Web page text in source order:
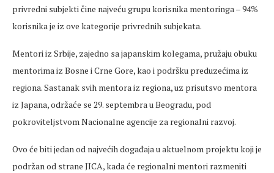
privredni subjekti čine najveću grupu korisnika mentoringa – 94%
korisnika je iz ove kategorije privrednih subjekata.
Mentori iz Srbije, zajedno sa japanskim kolegama, pružaju obuku
mentorima iz Bosne i Crne Gore, kao i podršku preduzećima iz
regiona. Sastanak svih mentora iz regiona, uz prisutsvo mentora
iz Japana, održaće se 29. septembra u Beogradu, pod
pokroviteljstvom Nacionalne agencije za regionalni razvoj.
Ovo će biti jedan od najvećih događaja u aktuelnom projektu koji je
podržan od strane JICA, kada će regionalni mentori razmeniti